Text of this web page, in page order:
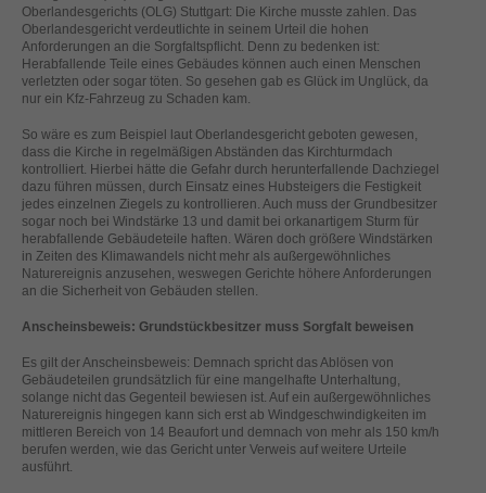
Oberlandesgerichts (OLG) Stuttgart: Die Kirche musste zahlen. Das
Oberlandesgericht verdeutlichte in seinem Urteil die hohen
Anforderungen an die Sorgfaltspflicht. Denn zu bedenken ist:
Herabfallende Teile eines Gebäudes können auch einen Menschen
verletzten oder sogar töten. So gesehen gab es Glück im Unglück, da
nur ein Kfz-Fahrzeug zu Schaden kam.
So wäre es zum Beispiel laut Oberlandesgericht geboten gewesen,
dass die Kirche in regelmäßigen Abständen das Kirchturmdach
kontrolliert. Hierbei hätte die Gefahr durch herunterfallende Dachziegel
dazu führen müssen, durch Einsatz eines Hubsteigers die Festigkeit
jedes einzelnen Ziegels zu kontrollieren. Auch muss der Grundbesitzer
sogar noch bei Windstärke 13 und damit bei orkanartigem Sturm für
herabfallende Gebäudeteile haften. Wären doch größere Windstärken
in Zeiten des Klimawandels nicht mehr als außergewöhnliches
Naturereignis anzusehen, weswegen Gerichte höhere Anforderungen
an die Sicherheit von Gebäuden stellen.
Anscheinsbeweis: Grundstückbesitzer muss Sorgfalt beweisen
Es gilt der Anscheinsbeweis: Demnach spricht das Ablösen von
Gebäudeteilen grundsätzlich für eine mangelhafte Unterhaltung,
solange nicht das Gegenteil bewiesen ist. Auf ein außergewöhnliches
Naturereignis hingegen kann sich erst ab Windgeschwindigkeiten im
mittleren Bereich von 14 Beaufort und demnach von mehr als 150 km/h
berufen werden, wie das Gericht unter Verweis auf weitere Urteile
ausführt.
helfen, diese Website und Ihre Erfahrung zu verbessern.
Personenbezogene Daten können verarbeitet werden (z. B. IP-
Adressen), z. B. für personalisierte Anzeigen und Inhalte oder
Anzeigen- und Inhaltsmessung. Weitere Informationen über die
Verwendung Ihrer Daten finden Sie in unserer
Hier finden Sie eine Übersicht über alle verwendeten Cookies. Sie
können Ihre Einwilligung zu ganzen Kategorien geben oder sich
weitere Informationen anzeigen lassen und so nur bestimmte
Cookies auswählen.
Alle akzeptieren Speichern
Zurück Nur essenzielle Cookies akzeptieren
Datenschutzeinstellungen
Essenziell (1)
die einwandfreie Funktion der Website erforderlich.
Cookie-Informationen anzeigen
Externe Medien (2)